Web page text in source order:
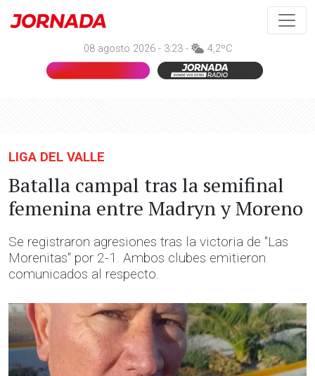
08 agosto 2026 - 3:23 - 4,2ºC
LIGA DEL VALLE
Batalla campal tras la semifinal
femenina entre Madryn y Moreno
Se registraron agresiones tras la victoria de "Las
Morenitas" por 2-1. Ambos clubes emitieron
comunicados al respecto.